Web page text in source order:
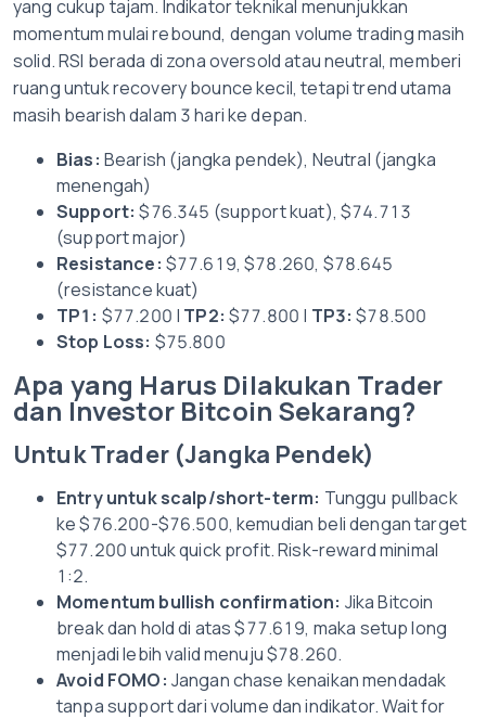
yang cukup tajam. Indikator teknikal menunjukkan
momentum mulai rebound, dengan volume trading masih
solid. RSI berada di zona oversold atau neutral, memberi
ruang untuk recovery bounce kecil, tetapi trend utama
masih bearish dalam 3 hari ke depan.
Bias: Bearish (jangka pendek), Neutral (jangka
menengah)
Support: $76.345 (support kuat), $74.713
(support major)
Resistance: $77.619, $78.260, $78.645
(resistance kuat)
TP1: $77.200 | TP2: $77.800 | TP3: $78.500
Stop Loss: $75.800
Apa yang Harus Dilakukan Trader
dan Investor Bitcoin Sekarang?
Untuk Trader (Jangka Pendek)
Entry untuk scalp/short-term: Tunggu pullback
ke $76.200-$76.500, kemudian beli dengan target
$77.200 untuk quick profit. Risk-reward minimal
1:2.
Momentum bullish confirmation: Jika Bitcoin
break dan hold di atas $77.619, maka setup long
menjadi lebih valid menuju $78.260.
Avoid FOMO: Jangan chase kenaikan mendadak
tanpa support dari volume dan indikator. Wait for